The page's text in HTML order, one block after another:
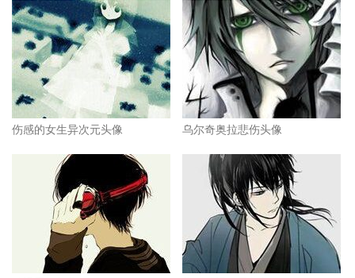
伤感的女生异次元头像 乌尔奇奥拉悲伤头像